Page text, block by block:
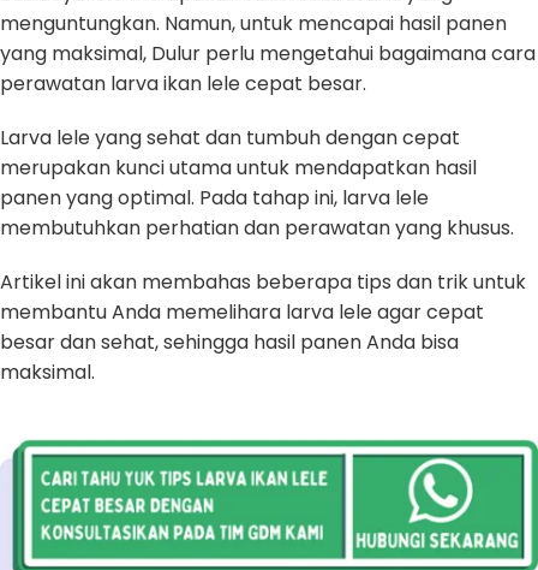
menguntungkan. Namun, untuk mencapai hasil panen
yang maksimal, Dulur perlu mengetahui bagaimana cara
perawatan larva ikan lele cepat besar.
Larva lele yang sehat dan tumbuh dengan cepat
merupakan kunci utama untuk mendapatkan hasil
panen yang optimal. Pada tahap ini, larva lele
membutuhkan perhatian dan perawatan yang khusus.
Artikel ini akan membahas beberapa tips dan trik untuk
membantu Anda memelihara larva lele agar cepat
besar dan sehat, sehingga hasil panen Anda bisa
maksimal.